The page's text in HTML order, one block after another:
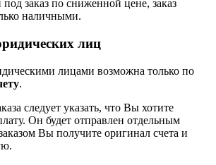
заказ по сниженной цене, заказ
наличными.
лиц
лицами возможна только по
.
следует указать, что Вы хотите
Он будет отправлен отдельным
Вы получите оригинал счета и